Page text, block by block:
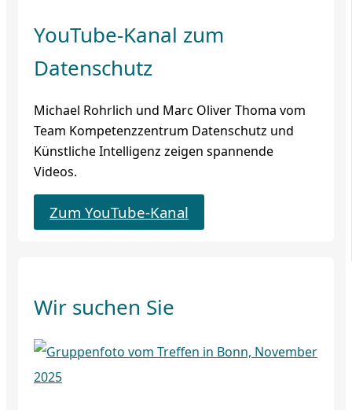
YouTube-Kanal zum
Datenschutz
Michael Rohrlich und Marc Oliver Thoma vom
Team Kompetenzzentrum Datenschutz und
Künstliche Intelligenz zeigen spannende
Videos.
Zum YouTube-Kanal
Wir suchen Sie